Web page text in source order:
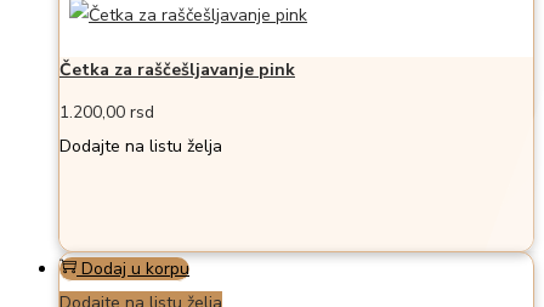
Četka za raščešljavanje pink
1.200,00 rsd
Dodajte na listu želja
Dodaj u korpu